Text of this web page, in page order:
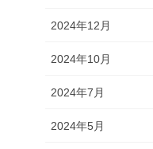
2024年12月
2024年10月
2024年7月
2024年5月